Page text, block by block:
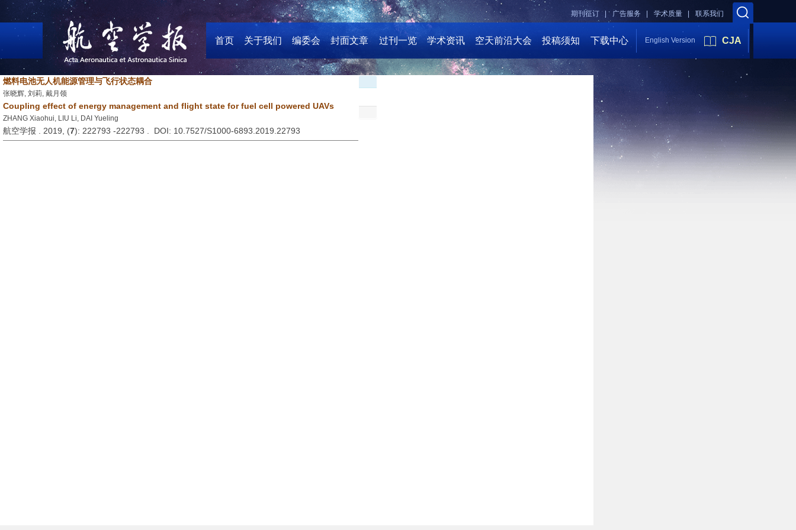
联系我们
学术质量 |
广告服务 |
期刊征订 |
首页 关于我们 编委会 封面文章 过刊一览 学术资讯 空天前沿大会 投稿须知 下载中心 English Version CJA
燃料电池无人机能源管理与飞行状态耦合
张晓辉, 刘莉, 戴月领
Coupling effect of energy management and flight state for fuel cell powered UAVs
ZHANG Xiaohui, LIU Li, DAI Yueling
航空学报 . 2019, (7): 222793 -222793 . DOI: 10.7527/S1000-6893.2019.22793